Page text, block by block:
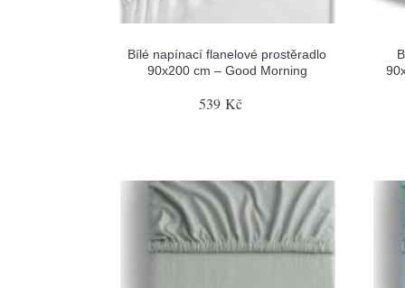
Bílé napínací flanelové prostěradlo
90x200 cm – Good Morning
539 Kč